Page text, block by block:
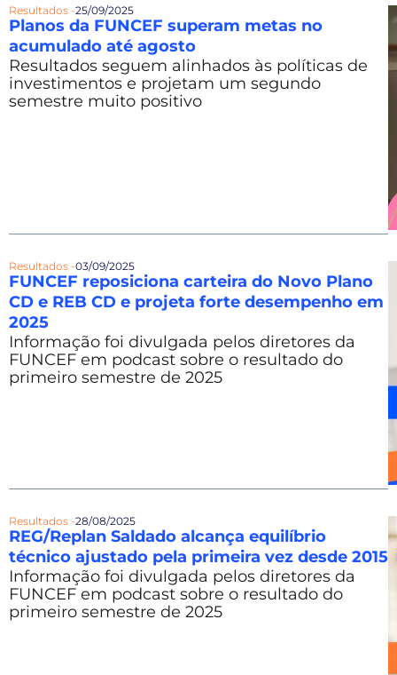
Resultados -25/09/2025
Planos da FUNCEF superam metas no
acumulado até agosto
Resultados seguem alinhados às políticas de
investimentos e projetam um segundo
semestre muito positivo
Resultados -03/09/2025
FUNCEF reposiciona carteira do Novo Plano
CD e REB CD e projeta forte desempenho em
2025
Informação foi divulgada pelos diretores da
FUNCEF em podcast sobre o resultado do
primeiro semestre de 2025
Resultados -28/08/2025
REG/Replan Saldado alcança equilíbrio
técnico ajustado pela primeira vez desde 2015
Informação foi divulgada pelos diretores da
FUNCEF em podcast sobre o resultado do
primeiro semestre de 2025